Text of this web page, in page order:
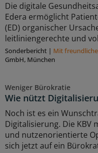
Die digitale
Edera ermöglicht
(ED) organischer
leitliniengerechte und
Sonderbericht | Mit
GmbH, München
Weniger Bürokratie
Wie nützt
Noch ist es ein
Digitalisierung. Die KBV
und nutzenorientierte
sich jetzt auf ein